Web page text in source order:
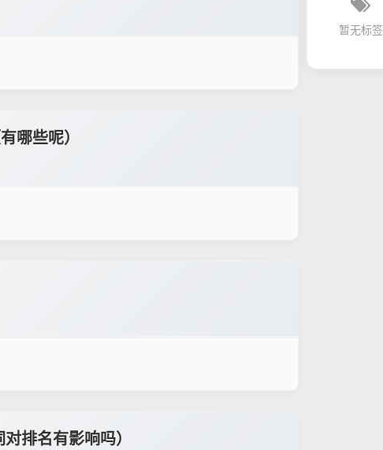
哪些呢）
排名有影响吗）
暂无标签